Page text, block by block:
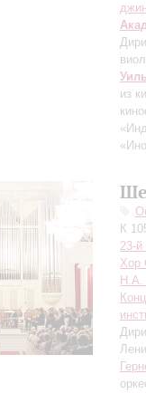
из
К
23-й
Хор
Н.А.